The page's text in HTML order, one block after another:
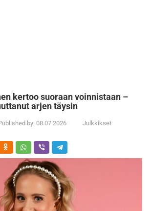
kertoo suoraan voinnistaan –
arjen täysin
by: 08.07.2026
Julkkikset